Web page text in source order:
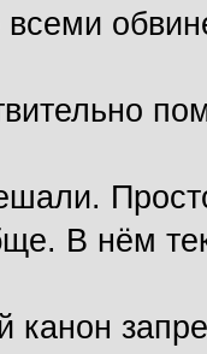
всеми
В нём
канон